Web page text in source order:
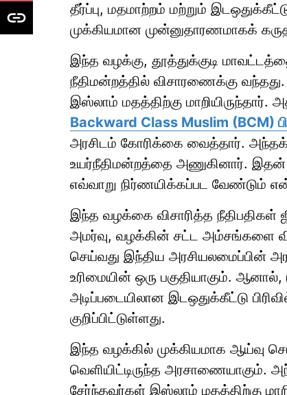
தீர்ப்பு, மதமாற்றம் மற்றும்
முக்கியமான முன்னுதாரணமாகக்
இந்த வழக்கு, தூத்துக்குடி
நீதிமன்றத்தில் விசாரணைக்கு
இஸ்லாம் மதத்திற்கு
Backward Class Muslim (BCM)
அரசிடம் கோரிக்கை வைத்தார்.
உயர்நீதிமன்றத்தை அணுகினார். இதன்
எவ்வாறு நிர்ணயிக்கப்பட வேண்டும்
இந்த வழக்கை விசாரித்த நீதிபதிகள்
அமர்வு, வழக்கின் சட்ட அம்சங்களை
செய்வது இந்திய அரசியலமைப்பின்
உரிமையின் ஒரு பகுதியாகும். ஆனால்,
அடிப்படையிலான இடஒதுக்கீட்டு
குறிப்பிட்டுள்ளது.
இந்த வழக்கில் முக்கியமாக ஆய்வு
வெளியிட்டிருந்த அரசாணையாகும்.
சேர்ந்தவர்கள் இஸ்லாம் மதத்திற்கு